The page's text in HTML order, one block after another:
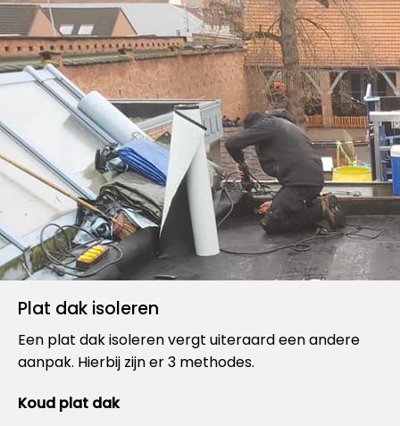
Plat dak isoleren
Een plat dak isoleren vergt uiteraard een andere
aanpak. Hierbij zijn er 3 methodes.
Koud plat dak